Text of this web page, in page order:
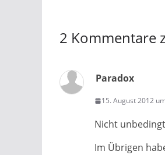
2 Kommentare
Paradox
15. August 2012
Nicht
Im Übrigen